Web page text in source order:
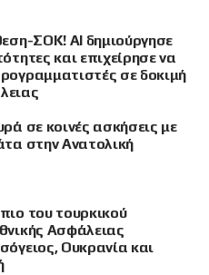
ΣΟΚ! AI δημιούργησε
και επιχείρησε να
σε δοκιμή
σε κοινές ασκήσεις με
στην Ανατολική
του τουρκικού
Ασφάλειας
Ουκρανία και